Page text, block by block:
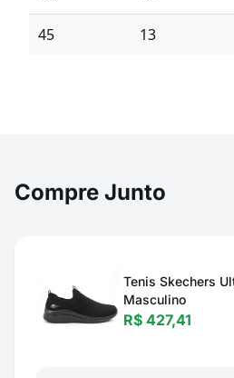
45 13
Compre Junto
Tenis Skechers
Masculino
R$ 427,41